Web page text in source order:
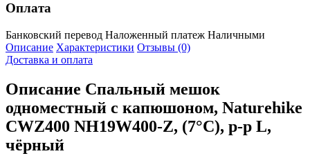
Оплата
Банковский перевод Наложенный платеж Наличными
Описание Характеристики Отзывы (0)
Доставка и оплата
Описание Спальный мешок
одноместный с капюшоном, Naturehike
CWZ400 NH19W400-Z, (7°C), p-р L,
чёрный